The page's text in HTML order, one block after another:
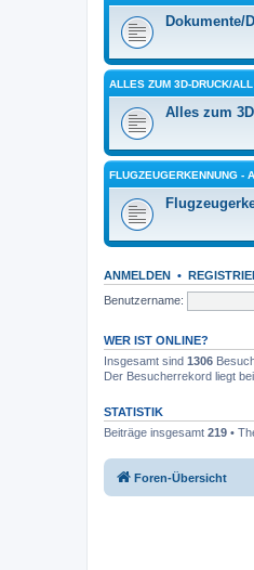
Dokumente/
ALLES ZUM 3D-DRUCK/
Alles zum
FLUGZEUGERKENNUNG -
ANMELDEN •
Benutzername:
WER IST ONLINE?
Insgesamt sind 1306
Der Besucherrekord liegt bei
STATISTIK
Beiträge insgesamt 219 •
Foren-Übersicht